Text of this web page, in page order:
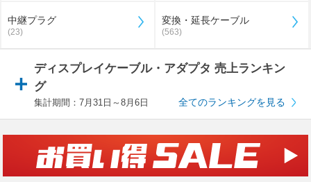
中継プラグ
(23)
変換・延長ケーブル
(563)
ディスプレイケーブル・アダプタ 売上ランキン
グ
集計期間：7月31日～8月6日 全てのランキングを見る